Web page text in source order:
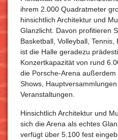
ihrem 2.000 Quadratmeter
hinsichtlich Architektur und
Glanzlicht. Davon profitieren
Basketball, Volleyball,
ist die Halle geradezu
Konzertkapazität von rund
die Porsche-Arena außerdem
Shows,
Veranstaltungen.
Hinsichtlich Architektur und
sich die Arena als echtes
verfügt über 5.100 fest